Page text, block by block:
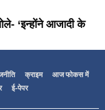
‘इन्होंने आजादी के
क्राइम
आज फोकस में
ई-पेपर